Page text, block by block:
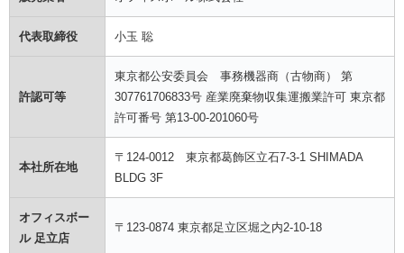
代表取締役 小玉 聡
許認可等
東京都公安委員会 事務機器商（古物商） 第
307761706833号 産業廃棄物収集運搬業許可 東京都
許可番号 第13-00-201060号
本社所在地
〒124-0012 東京都葛飾区立石7-3-1 SHIMADA
BLDG 3F
オフィスボー
ル 足立店
〒123-0874 東京都足立区堀之内2-10-18